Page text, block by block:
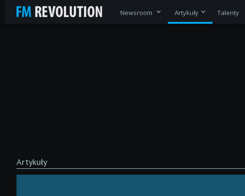
Newsroom Artykuły Talenty
Artykuły